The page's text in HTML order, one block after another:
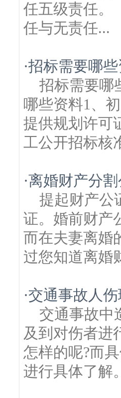
任五级责任
任与无责任...
·招标需要哪
招标需要哪
哪些资料1、
提供规划许可
工公开招标核
·离婚财产分
提起财产公
证。婚前财产
而在夫妻离婚
过您知道离婚
·交通事故人
交通事故中
及到对伤者进
怎样的呢?而
进行具体了解